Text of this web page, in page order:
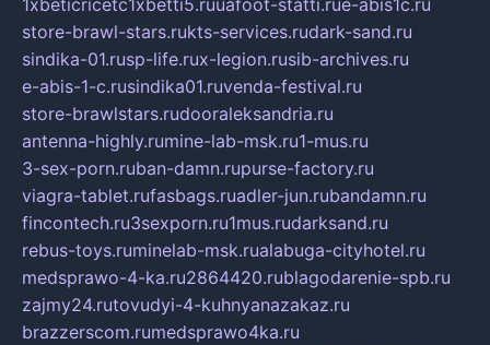
1xbeticricetc1xbetti5.ruuafoot-statti.rue-abis1c.ru
store-brawl-stars.rukts-services.rudark-sand.ru
sindika-01.rusp-life.rux-legion.rusib-archives.ru
e-abis-1-c.rusindika01.ruvenda-festival.ru
store-brawlstars.rudooraleksandria.ru
antenna-highly.rumine-lab-msk.ru1-mus.ru
3-sex-porn.ruban-damn.rupurse-factory.ru
viagra-tablet.rufasbags.ruadler-jun.rubandamn.ru
fincontech.ru3sexporn.ru1mus.rudarksand.ru
rebus-toys.ruminelab-msk.rualabuga-cityhotel.ru
medsprawo-4-ka.ru2864420.rublagodarenie-spb.ru
zajmy24.rutovudyi-4-kuhnyanazakaz.ru
brazzerscom.rumedsprawo4ka.ru